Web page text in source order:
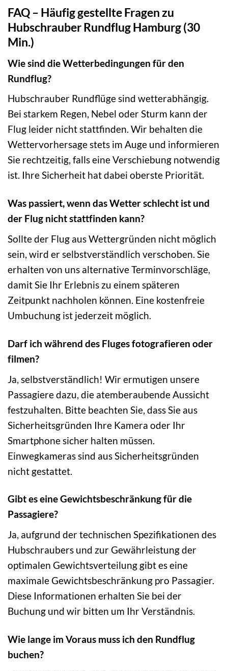
FAQ – Häufig gestellte Fragen zu
Hubschrauber Rundflug Hamburg (30
Min.)
Wie sind die Wetterbedingungen für den
Rundflug?
Hubschrauber Rundflüge sind wetterabhängig.
Bei starkem Regen, Nebel oder Sturm kann der
Flug leider nicht stattfinden. Wir behalten die
Wettervorhersage stets im Auge und informieren
Sie rechtzeitig, falls eine Verschiebung notwendig
ist. Ihre Sicherheit hat dabei oberste Priorität.
Was passiert, wenn das Wetter schlecht ist und
der Flug nicht stattfinden kann?
Sollte der Flug aus Wettergründen nicht möglich
sein, wird er selbstverständlich verschoben. Sie
erhalten von uns alternative Terminvorschläge,
damit Sie Ihr Erlebnis zu einem späteren
Zeitpunkt nachholen können. Eine kostenfreie
Umbuchung ist jederzeit möglich.
Darf ich während des Fluges fotografieren oder
filmen?
Ja, selbstverständlich! Wir ermutigen unsere
Passagiere dazu, die atemberaubende Aussicht
festzuhalten. Bitte beachten Sie, dass Sie aus
Sicherheitsgründen Ihre Kamera oder Ihr
Smartphone sicher halten müssen.
Einwegkameras sind aus Sicherheitsgründen
nicht gestattet.
Gibt es eine Gewichtsbeschränkung für die
Passagiere?
Ja, aufgrund der technischen Spezifikationen des
Hubschraubers und zur Gewährleistung der
optimalen Gewichtsverteilung gibt es eine
maximale Gewichtsbeschränkung pro Passagier.
Diese Informationen erhalten Sie bei der
Buchung und wir bitten um Ihr Verständnis.
Wie lange im Voraus muss ich den Rundflug
buchen?